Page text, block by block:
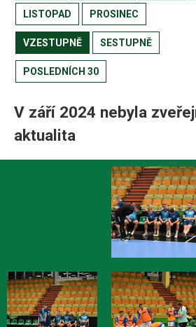
LISTOPAD PROSINEC
VZESTUPNĚ SESTUPNĚ
POSLEDNÍCH 30
V září 2024 nebyla
aktualita